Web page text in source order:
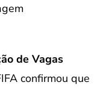
de Vagas
confirmou que